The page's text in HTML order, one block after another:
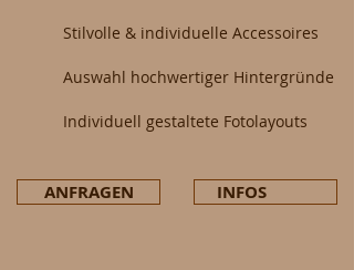
Stilvolle & individuelle Accessoires
Auswahl hochwertiger Hintergründe
Individuell gestaltete Fotolayouts
ANFRAGEN INFOS